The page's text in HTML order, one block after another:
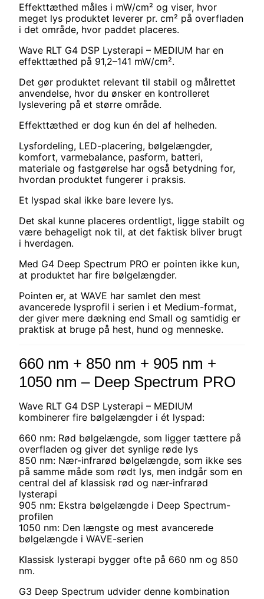
Effekttæthed måles i mW/cm² og viser, hvor
meget lys produktet leverer pr. cm² på overfladen
i det område, hvor paddet placeres.
Wave RLT G4 DSP Lysterapi – MEDIUM har en
effekttæthed på 91,2–141 mW/cm².
Det gør produktet relevant til stabil og målrettet
anvendelse, hvor du ønsker en kontrolleret
lyslevering på et større område.
Effekttæthed er dog kun én del af helheden.
Lysfordeling, LED-placering, bølgelængder,
komfort, varmebalance, pasform, batteri,
materiale og fastgørelse har også betydning for,
hvordan produktet fungerer i praksis.
Et lyspad skal ikke bare levere lys.
Det skal kunne placeres ordentligt, ligge stabilt og
være behageligt nok til, at det faktisk bliver brugt
i hverdagen.
Med G4 Deep Spectrum PRO er pointen ikke kun,
at produktet har fire bølgelængder.
Pointen er, at WAVE har samlet den mest
avancerede lysprofil i serien i et Medium-format,
der giver mere dækning end Small og samtidig er
praktisk at bruge på hest, hund og menneske.
660 nm + 850 nm + 905 nm +
1050 nm – Deep Spectrum PRO
Wave RLT G4 DSP Lysterapi – MEDIUM
kombinerer fire bølgelængder i ét lyspad:
660 nm: Rød bølgelængde, som ligger tættere på
overfladen og giver det synlige røde lys
850 nm: Nær-infrarød bølgelængde, som ikke ses
på samme måde som rødt lys, men indgår som en
central del af klassisk rød og nær-infrarød
lysterapi
905 nm: Ekstra bølgelængde i Deep Spectrum-
profilen
1050 nm: Den længste og mest avancerede
bølgelængde i WAVE-serien
Klassisk lysterapi bygger ofte på 660 nm og 850
nm.
G3 Deep Spectrum udvider denne kombination